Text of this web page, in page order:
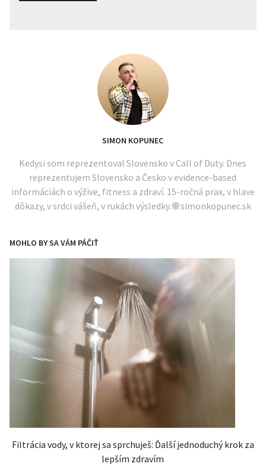
SIMON KOPUNEC
Kedysi som reprezentoval Slovensko v Call of Duty. Dnes
reprezentujem Slovensko a Česko v evidence-based
informáciách o výžive, fitness a zdraví. 15-ročná prax, v hlave
dôkazy, v srdci vášeň, v rukách výsledky. 🌐 simonkopunec.sk
MOHLO BY SA VÁM PÁČIŤ
Filtrácia vody, v ktorej sa sprchuješ: Ďalší jednoduchý krok za
lepším zdravím